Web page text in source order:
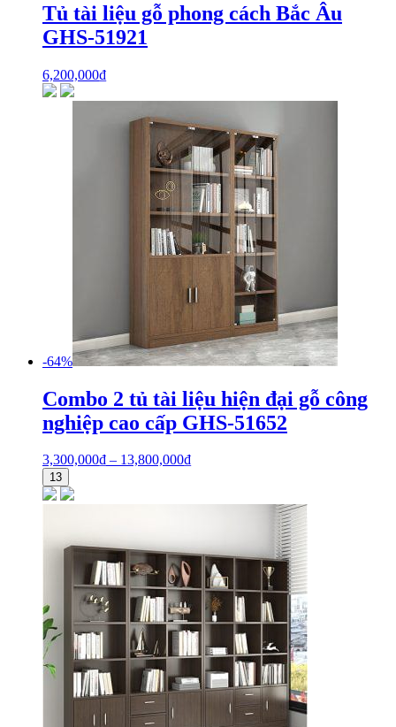
Tủ tài liệu gỗ phong cách Bắc Âu
GHS-51921
6,200,000₫
-64%
Combo 2 tủ tài liệu hiện đại gỗ công
nghiệp cao cấp GHS-51652
3,300,000₫ – 13,800,000₫
13